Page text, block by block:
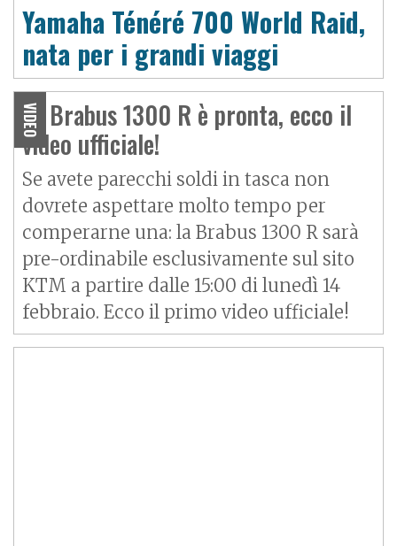
Yamaha Ténéré 700 World Raid,
nata per i grandi viaggi
VIDEO
La Brabus 1300 R è pronta, ecco il
video ufficiale!
Se avete parecchi soldi in tasca non
dovrete aspettare molto tempo per
comperarne una: la Brabus 1300 R sarà
pre-ordinabile esclusivamente sul sito
KTM a partire dalle 15:00 di lunedì 14
febbraio. Ecco il primo video ufficiale!